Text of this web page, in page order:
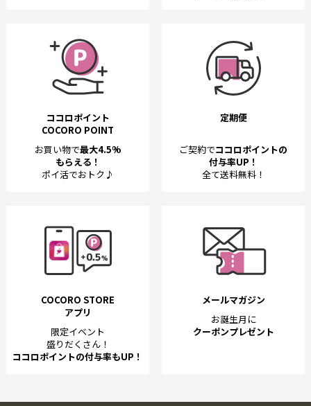
ココロポイント
COCORO POINT
お買い物で最大4.5%
もらえる！
ポイ活でおトク♪
定期便
ご契約でココロポイントの
付与率UP！
全て送料無料！
COCORO STORE
アプリ
限定イベント
盛りだくさん！
ココロポイントの付与率もUP！
メールマガジン
お誕生月に
クーポンプレゼント